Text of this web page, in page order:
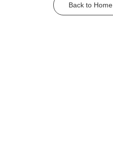
Back to Home